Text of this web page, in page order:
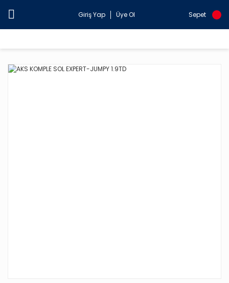
Giriş Yap Üye Ol Sepet